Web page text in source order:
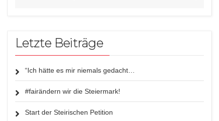
Letzte Beiträge
“Ich hätte es mir niemals gedacht…
#fairändern wir die Steiermark!
Start der Steirischen Petition